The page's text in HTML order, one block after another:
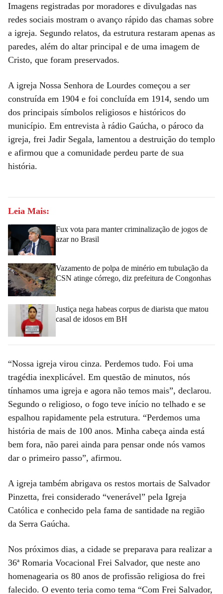
Imagens registradas por moradores e divulgadas nas
redes sociais mostram o avanço rápido das chamas sobre
a igreja. Segundo relatos, da estrutura restaram apenas as
paredes, além do altar principal e de uma imagem de
Cristo, que foram preservados.
A igreja Nossa Senhora de Lourdes começou a ser
construída em 1904 e foi concluída em 1914, sendo um
dos principais símbolos religiosos e históricos do
município. Em entrevista à rádio Gaúcha, o pároco da
igreja, frei Jadir Segala, lamentou a destruição do templo
e afirmou que a comunidade perdeu parte de sua
história.
Leia Mais:
Fux vota para manter criminalização de jogos de
azar no Brasil
Vazamento de polpa de minério em tubulação da
CSN atinge córrego, diz prefeitura de Congonhas
Justiça nega habeas corpus de diarista que matou
casal de idosos em BH
“Nossa igreja virou cinza. Perdemos tudo. Foi uma
tragédia inexplicável. Em questão de minutos, nós
tínhamos uma igreja e agora não temos mais”, declarou.
Segundo o religioso, o fogo teve início no telhado e se
espalhou rapidamente pela estrutura. “Perdemos uma
história de mais de 100 anos. Minha cabeça ainda está
bem fora, não parei ainda para pensar onde nós vamos
dar o primeiro passo”, afirmou.
A igreja também abrigava os restos mortais de Salvador
Pinzetta, frei considerado “venerável” pela Igreja
Católica e conhecido pela fama de santidade na região
da Serra Gaúcha.
Nos próximos dias, a cidade se preparava para realizar a
36ª Romaria Vocacional Frei Salvador, que neste ano
homenagearia os 80 anos de profissão religiosa do frei
falecido. O evento teria como tema “Com Frei Salvador,